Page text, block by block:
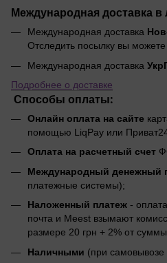
Международная доставка
Международная доставка
Отследить посылку вы можете
Международная доставка
Подробнее о доставке
Способы оплаты:
Онлайн оплата на сайте
помощью LiqPay или
Оплата на расчетный счет
Международный денежный
платежные системы);
Наложенный платеж -
почта и Meest взымают
размере 20 грн + 2% от суммы
Наличными (при самовывозе